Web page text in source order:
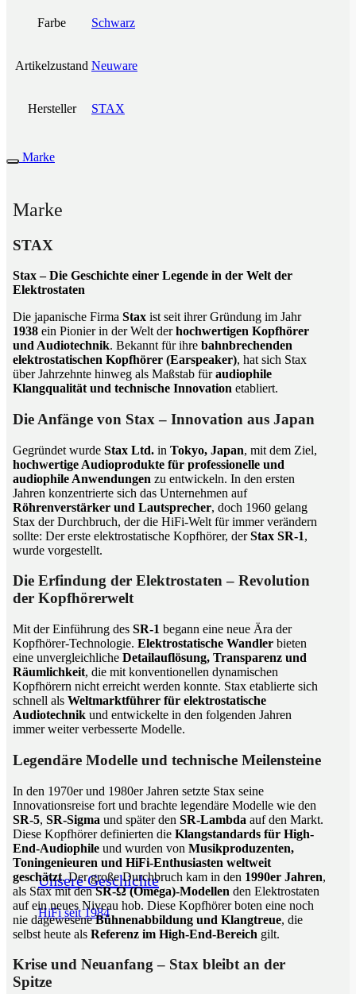
Unsere Geschichte
HiFi seit 1984
Farbe Schwarz
Artikelzustand Neuware
Hersteller STAX
Marke
Marke
STAX
Stax – Die Geschichte einer Legende in der Welt der
Elektrostaten
Die japanische Firma Stax ist seit ihrer Gründung im Jahr
1938 ein Pionier in der Welt derhochwertigen Kopfhörer
und Audiotechnik. Bekannt für ihre bahnbrechenden
elektrostatischen Kopfhörer (Earspeaker), hat sich Stax
über Jahrzehnte hinweg als Maßstab füraudiophile
Klangqualität und technische Innovation etabliert.
Die Anfänge von Stax – Innovation aus Japan
Gegründet wurde Stax Ltd. in Tokyo, Japan, mit dem Ziel,
hochwertige Audioprodukte für professionelle und
audiophile Anwendungen zu entwickeln. In den ersten
Jahren konzentrierte sich das Unternehmen auf
Röhrenverstärker und Lautsprecher, doch 1960 gelang
Stax der Durchbruch, der die HiFi-Welt für immer verändern
sollte: Der erste elektrostatische Kopfhörer, derStax SR-1,
wurde vorgestellt.
Die Erfindung der Elektrostaten – Revolution
der Kopfhörerwelt
Mit der Einführung des SR-1 begann eine neue Ära der
Kopfhörer-Technologie. Elektrostatische Wandler bieten
eine unvergleichliche Detailauflösung, Transparenz und
Räumlichkeit, die mit konventionellen dynamischen
Kopfhörern nicht erreicht werden konnte. Stax etablierte sich
schnell als Weltmarktführer für elektrostatische
Audiotechnik und entwickelte in den folgenden Jahren
immer weiter verbesserte Modelle.
Legendäre Modelle und technische Meilensteine
In den 1970er und 1980er Jahren setzte Stax seine
Innovationsreise fort und brachte legendäre Modelle wie den
SR-5, SR-Sigma und später den SR-Lambda auf den Markt.
Diese Kopfhörer definierten die Klangstandards für High-
End-Audiophile und wurden von Musikproduzenten,
Toningenieuren und HiFi-Enthusiasten weltweit
geschätzt. Der große Durchbruch kam in den 1990er Jahren,
als Stax mit denSR-Ω (Omega)-Modellen den Elektrostaten
auf ein neues Niveau hob. Diese Kopfhörer boten eine noch
nie dageweseneBühnenabbildung und Klangtreue, die
selbst heute als Referenz im High-End-Bereich gilt.
Krise und Neuanfang – Stax bleibt an der
Spitze